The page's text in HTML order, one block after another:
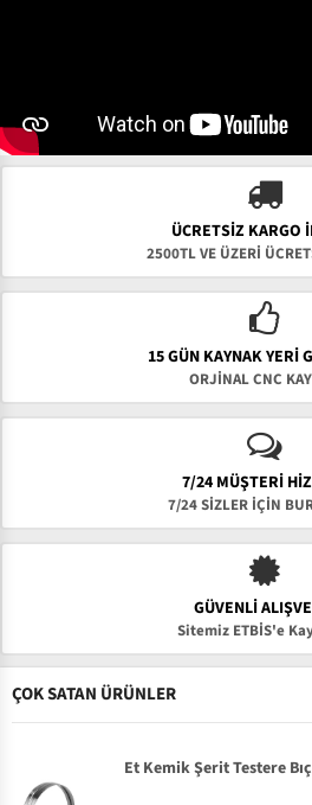
ÜCRETSIZ KARGO
2500TL VE ÜZERİ
15 GÜN KAYNAK YERI
ORJİNAL CNC
7/24 MÜŞTERİ
7/24 SİZLER İÇİN
GÜVENLI
Sitemiz ETBİS'e
ÇOK SATAN ÜRÜNLER
Et Kemik Şerit Testere